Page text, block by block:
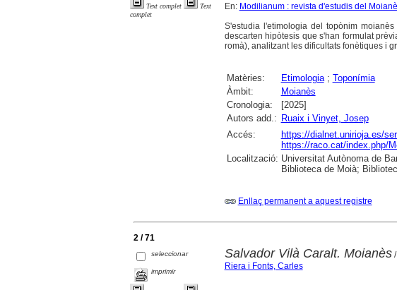
Text complet
Text
complet
En: Modilianum : revista d'estudis del
S'estudia l'etimologia del topònim
descarten hipòtesis que s'han formulat
romà), analitzant les dificultats fonètiques i
Matèries: Etimologia; Toponímia
Àmbit:
Moianès
Cronologia:
[2025]
Autors add.: Ruaix i Vinyet, Josep
Accés:
https://dialnet.unirioja.es/
https://raco.cat/index.php/
Localització: Universitat Autònoma de
Biblioteca de Moià;
Enllaç permanent a aquest registre
2 / 71
seleccionar
imprimir
Salvador Vilà Caralt. Moianès/
Riera i Fonts, Carles